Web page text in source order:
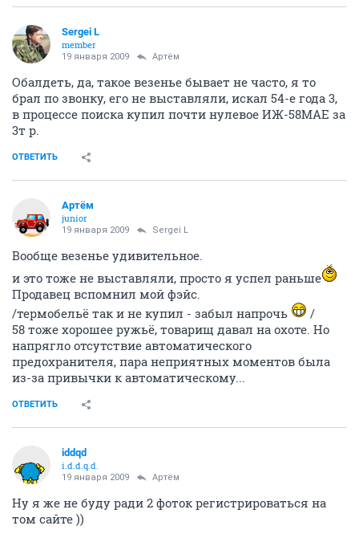
Sergei L
member
19 января 2009 Артём
Обалдеть, да, такое везенье бывает не часто, я то
брал по звонку, его не выставляли, искал 54-е года 3,
в процессе поиска купил почти нулевое ИЖ-58МАЕ за
3т р.
ОТВЕТИТЬ
Артём
juniоr
19 января 2009 Sergei L
Вообще везенье удивительное.
и это тоже не выставляли, просто я успел раньше
Продавец вспомнил мой фэйс.
/термобельё так и не купил - забыл напрочь
/
58 тоже хорошее ружьё, товарищ давал на охоте. Но
напрягло отсутствие автоматического
предохранителя, пара неприятных моментов была
из-за привычки к автоматическому...
ОТВЕТИТЬ
iddqd
i.d.d.q.d.
19 января 2009 Артём
Ну я же не буду ради 2 фоток регистрироваться на
том сайте ))